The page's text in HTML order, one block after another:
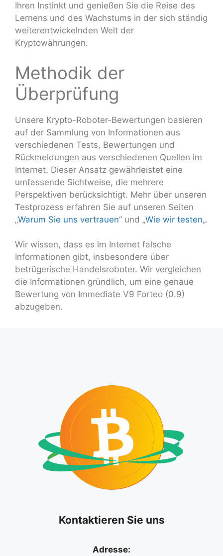
Ihren Instinkt und genießen Sie die Reise des
Lernens und des Wachstums in der sich ständig
weiterentwickelnden Welt der
Kryptowährungen.
Methodik der
Überprüfung
Unsere Krypto-Roboter-Bewertungen basieren
auf der Sammlung von Informationen aus
verschiedenen Tests, Bewertungen und
Rückmeldungen aus verschiedenen Quellen im
Internet. Dieser Ansatz gewährleistet eine
umfassende Sichtweise, die mehrere
Perspektiven berücksichtigt. Mehr über unseren
Testprozess erfahren Sie auf unseren Seiten
„Warum Sie uns vertrauen“ und „Wie wir testen„.
Wir wissen, dass es im Internet falsche
Informationen gibt, insbesondere über
betrügerische Handelsroboter. Wir vergleichen
die Informationen gründlich, um eine genaue
Bewertung von Immediate V9 Forteo (0.9)
abzugeben.
Kontaktieren Sie uns
Adresse: